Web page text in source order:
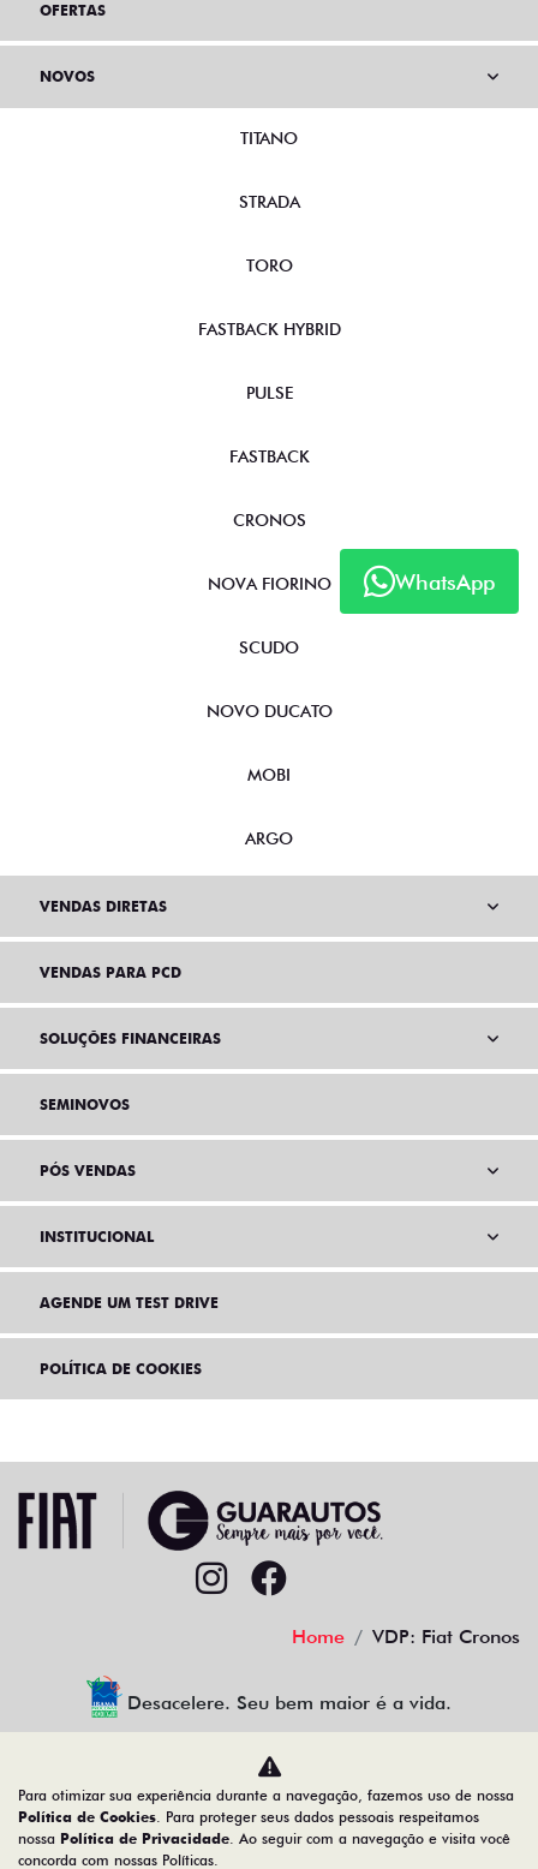
WhatsApp
OFERTAS
NOVOS
TITANO
STRADA
TORO
FASTBACK HYBRID
PULSE
FASTBACK
CRONOS
NOVA FIORINO
SCUDO
NOVO DUCATO
MOBI
ARGO
VENDAS DIRETAS
VENDAS PARA PCD
SOLUÇÕES FINANCEIRAS
SEMINOVOS
PÓS VENDAS
INSTITUCIONAL
AGENDE UM TEST DRIVE
POLÍTICA DE COOKIES
Home VDP: Fiat Cronos
Desacelere. Seu bem maior é a vida.
Guarautos Veículos e Peças Ltda
05.358.767/0001-00
Para otimizar sua experiência durante a navegação, fazemos uso de nossa
Política de Cookies. Para proteger seus dados pessoais respeitamos
nossa Política de Privacidade. Ao seguir com a navegação e visita você
concorda com nossas Políticas.